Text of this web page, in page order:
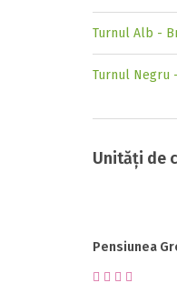
Turnul Alb -
Turnul Negru
Unități de
Pensiunea